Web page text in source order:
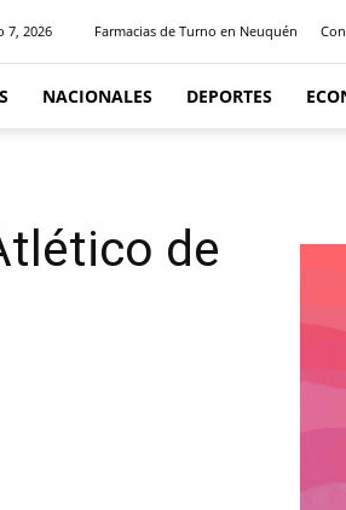
7, 2026 Farmacias de Turno en Neuquén
NACIONALES DEPORTES
de